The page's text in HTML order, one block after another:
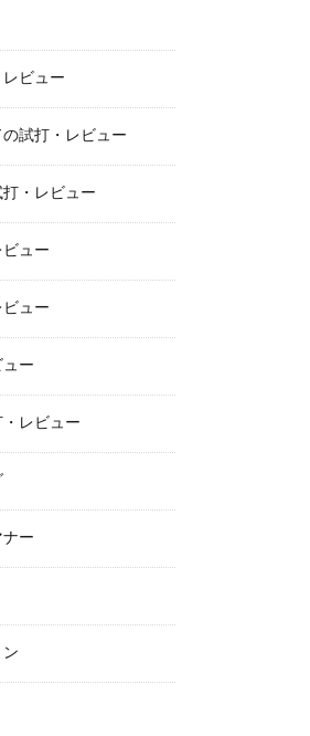
レビュー
試打・レビュー
・レビュー
ュー
ュー
ー
レビュー
ー
ン